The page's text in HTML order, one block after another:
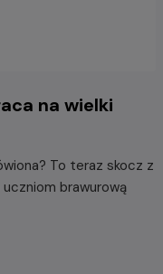
na wielki
To teraz skocz z
brawurową